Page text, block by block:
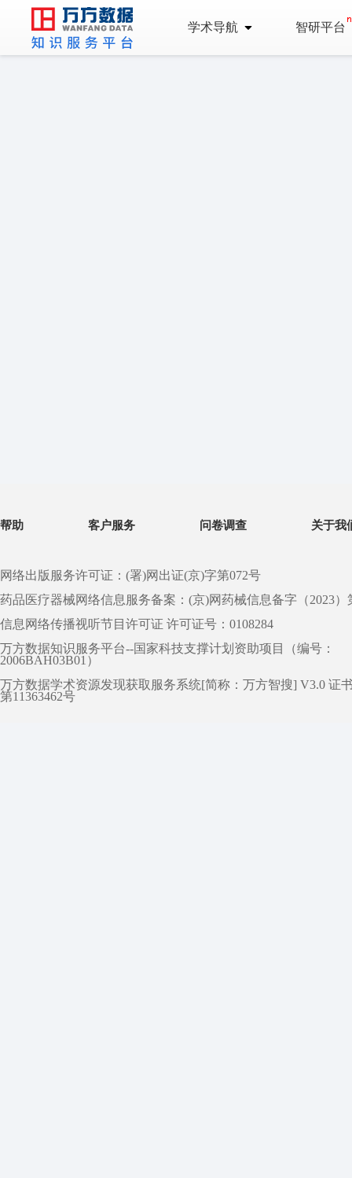
学术导航 智研平台
帮助 客户服务 问卷调查 关于我
网络出版服务许可证：(署)网出证(京)字第072号
药品医疗器械网络信息服务备案：(京)网药械信息备字（2023）
信息网络传播视听节目许可证 许可证号：0108284
万方数据知识服务平台--国家科技支撑计划资助项目（编号：
2006BAH03B01）
万方数据学术资源发现获取服务系统[简称：万方智搜] V3.0 证
第11363462号